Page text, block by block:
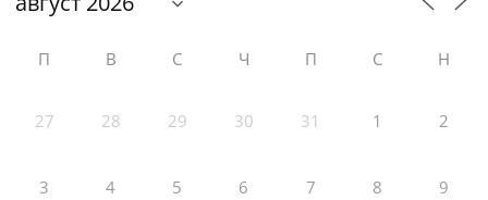
П В С Ч П С Н
27 28 29 30 31 1 2
3 4 5 6 7 8 9